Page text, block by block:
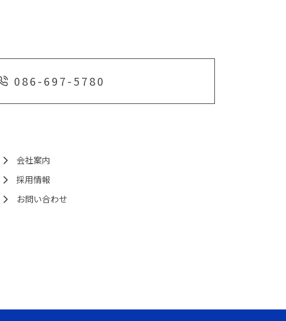
086-697-5780
会社案内
採用情報
お問い合わせ